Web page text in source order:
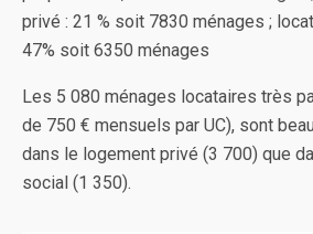
privé : 21 % soit 7830 ménages ;
47% soit 6350 ménages
Les 5 080 ménages locataires très
de 750 € mensuels par UC), sont
dans le logement privé (3 700) que
social (1 350).